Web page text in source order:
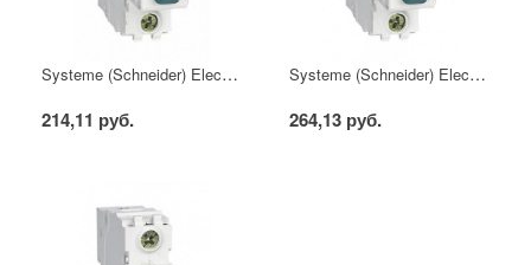
Systeme (Schneider) Electric Автоматический выключатель DEKraft 1Р 16А х-ка C ВА-101 4,5кА
214,11 руб.
Systeme (Schneider) Electric Автоматический выключатель DEKraft 1Р 20А х-ка C ВА-101 4,5кА
264,13 руб.